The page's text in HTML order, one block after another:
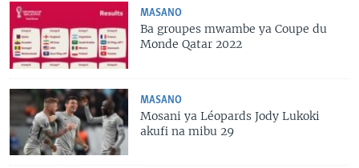
MASANO
Ba groupes mwambe ya Coupe du
Monde Qatar 2022
MASANO
Mosani ya Léopards Jody Lukoki
akufi na mibu 29